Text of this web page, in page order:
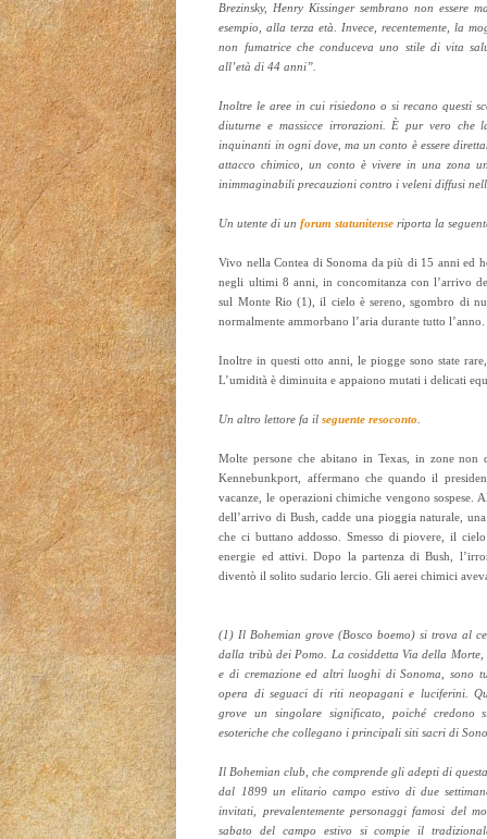
Brezinsky, Henry Kissinger sembrano non essere
esempio, alla terza età. Invece, recentemente, la
non fumatrice che conduceva uno stile di vita
all’età di 44 anni”.
Inoltre le aree in cui risiedono o si recano questi
diuturne e massicce irrorazioni. È pur vero che
inquinanti in ogni dove, ma un conto è essere
attacco chimico, un conto è vivere in una zona
inimmaginabili precauzioni contro i veleni diffusi
Un utente di unforum statunitense riporta la
Vivo nella Contea di Sonoma da più di 15 anni ed
negli ultimi 8 anni, in concomitanza con l’arrivo
sul Monte Rio (1), il cielo è sereno, sgombro di
normalmente ammorbano l’aria durante tutto l’anno.
Inoltre in questi otto anni, le piogge sono state
L’umidità è diminuita e appaiono mutati i delicati
Un altro lettore fa ilseguente resoconto
Molte persone che abitano in Texas, in zone
Kennebunkport, affermano che quando il
vacanze, le operazioni chimiche vengono sospese.
dell’arrivo di Bush, cadde una pioggia naturale,
che ci buttano addosso. Smesso di piovere, il
energie ed attivi. Dopo la partenza di Bush,
diventò il solito sudario lercio. Gli aerei chimici
(1) Il Bohemian grove (Bosco boemo) si trova al
dalla tribù dei Pomo. La cosiddetta Via della
e di cremazione ed altri luoghi di Sonoma, sono
opera di seguaci di riti neopagani e luciferini.
grove un singolare significato, poiché
esoteriche che collegano i principali siti sacri di
Il Bohemian club, che comprende gli adepti di
dal 1899 un elitario campo estivo di due
invitati, prevalentemente personaggi famosi del
sabato del campo estivo si compie il